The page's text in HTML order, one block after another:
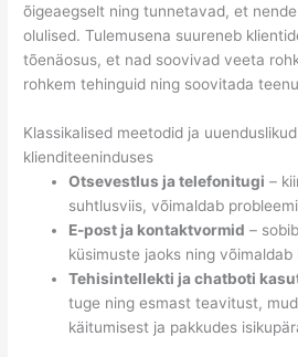
õigeaegselt ning tunnetavad, et
olulised. Tulemusena suureneb
tõenäosus, et nad soovivad veeta
rohkem tehinguid ning soovitada
Klassikalised meetodid ja
klienditeeninduses
Otsevestlus ja telefonitugi –
suhtlusviis, võimaldab
E-post ja kontaktvormid –
küsimuste jaoks ning
Tehisintellekti ja chatboti
tuge ning esmast teavitust,
käitumisest ja pakkudes